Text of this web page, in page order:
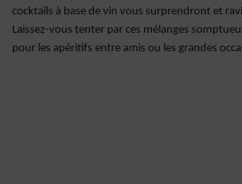
cocktails à base de vin vous surprendront et
Laissez-vous tenter par ces mélanges
pour les apéritifs entre amis ou les grandes